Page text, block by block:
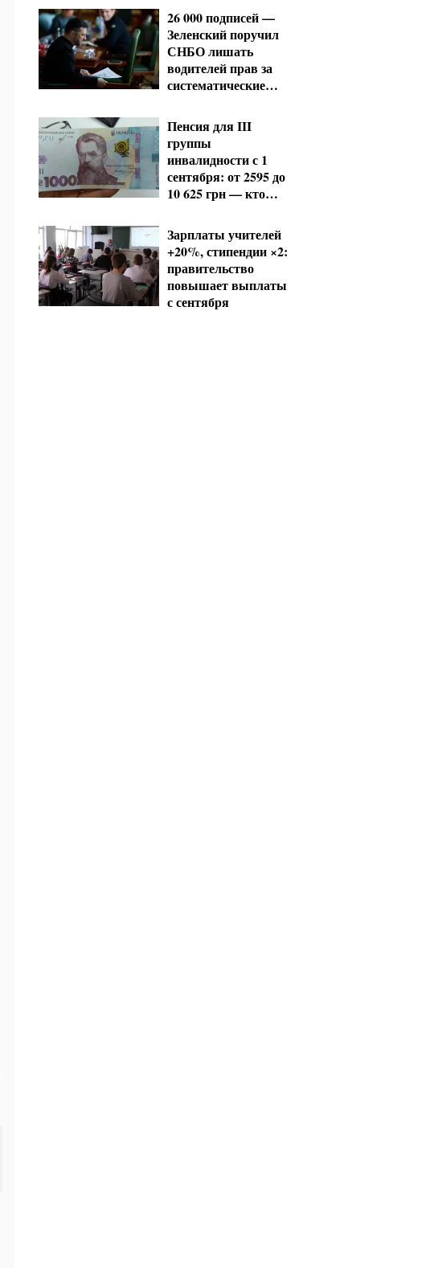
удостоверение
26 000 подписей —
Зеленский поручил
СНБО лишать
водителей прав за
систематические
Пенсия для III
группы
инвалидности с 1
сентября: от 2595 до
10 625 грн — кто
Зарплаты учителей
+20%, стипендии ×2:
правительство
повышает выплаты
с сентября